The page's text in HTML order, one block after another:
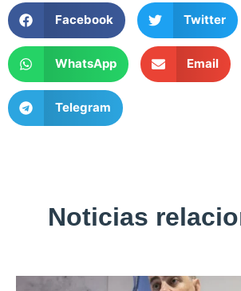
Facebook Twitter
WhatsApp Email
Telegram
Noticias